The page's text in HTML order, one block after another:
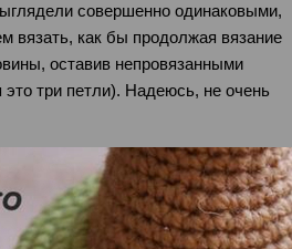
совершенно одинаковыми,
вязать, как бы продолжая вязание
оставив непровязанными
это три петли). Надеюсь, не очень